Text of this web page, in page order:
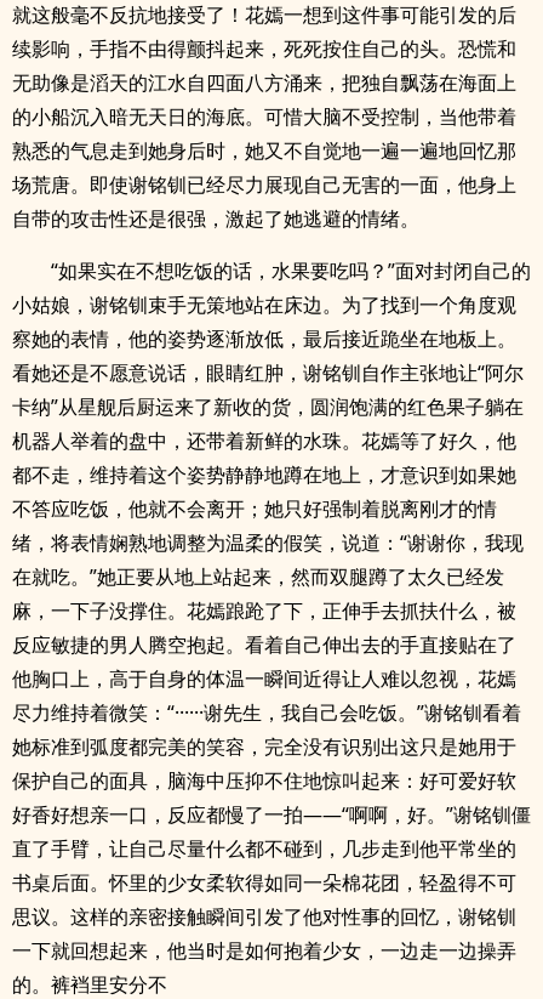
就这般毫不反抗地接受了！花嫣一想到这件事可能引发的后
续影响，手指不由得颤抖起来，死死按住自己的头。恐慌和
无助像是滔天的江水自四面八方涌来，把独自飘荡在海面上
的小船沉入暗无天日的海底。可惜大脑不受控制，当他带着
熟悉的气息走到她身后时，她又不自觉地一遍一遍地回忆那
场荒唐。即使谢铭钏已经尽力展现自己无害的一面，他身上
自带的攻击性还是很强，激起了她逃避的情绪。
“如果实在不想吃饭的话，水果要吃吗？”面对封闭自己的
小姑娘，谢铭钏束手无策地站在床边。为了找到一个角度观
察她的表情，他的姿势逐渐放低，最后接近跪坐在地板上。
看她还是不愿意说话，眼睛红肿，谢铭钏自作主张地让“阿尔
卡纳”从星舰后厨运来了新收的货，圆润饱满的红色果子躺在
机器人举着的盘中，还带着新鲜的水珠。花嫣等了好久，他
都不走，维持着这个姿势静静地蹲在地上，才意识到如果她
不答应吃饭，他就不会离开；她只好强制着脱离刚才的情
绪，将表情娴熟地调整为温柔的假笑，说道：“谢谢你，我现
在就吃。”她正要从地上站起来，然而双腿蹲了太久已经发
麻，一下子没撑住。花嫣踉跄了下，正伸手去抓扶什么，被
反应敏捷的男人腾空抱起。看着自己伸出去的手直接贴在了
他胸口上，高于自身的体温一瞬间近得让人难以忽视，花嫣
尽力维持着微笑：“······谢先生，我自己会吃饭。”谢铭钏看着
她标准到弧度都完美的笑容，完全没有识别出这只是她用于
保护自己的面具，脑海中压抑不住地惊叫起来：好可爱好软
好香好想亲一口，反应都慢了一拍——“啊啊，好。”谢铭钏僵
直了手臂，让自己尽量什么都不碰到，几步走到他平常坐的
书桌后面。怀里的少女柔软得如同一朵棉花团，轻盈得不可
思议。这样的亲密接触瞬间引发了他对性事的回忆，谢铭钏
一下就回想起来，他当时是如何抱着少女，一边走一边操弄
的。裤裆里安分不